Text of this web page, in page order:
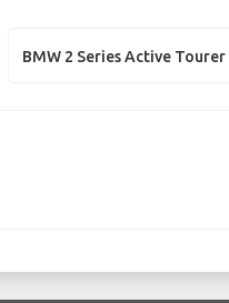
BMW 2 Series Active Tourer